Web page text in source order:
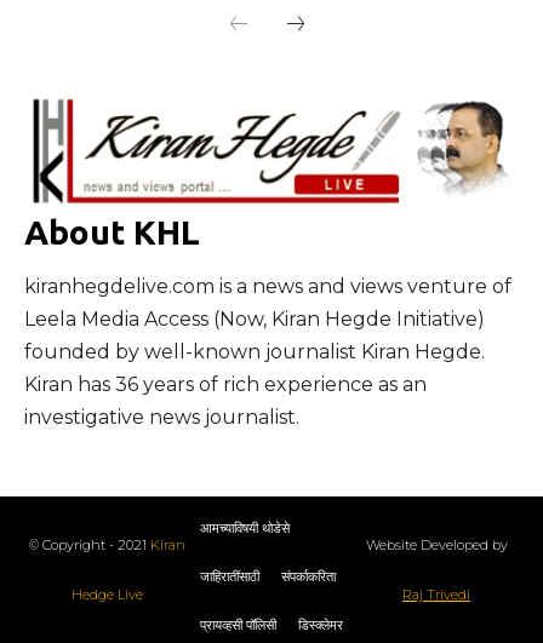
About KHL
kiranhegdelive.com is a news and views venture of
Leela Media Access (Now, Kiran Hegde Initiative)
founded by well-known journalist Kiran Hegde.
Kiran has 36 years of rich experience as an
investigative news journalist.
© Copyright - 2021 Kiran
Hedge Live
आमच्याविषयी थोडेसे
जाहिरातींसाठी संपर्काकरिता
प्रायव्हसी पॉलिसी डिस्क्लेमर
Website Developed by
Raj Trivedi